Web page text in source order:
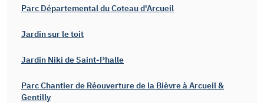
Parc Départemental du Coteau d'Arcueil
Jardin sur le toit
Jardin Niki de Saint-Phalle
Parc Chantier de Réouverture de la Bièvre à Arcueil &
Gentilly